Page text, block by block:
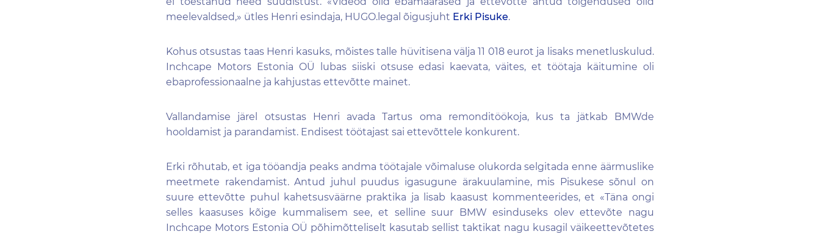
meelevaldsed,» ütles Henri esindaja, HUGO.legal õigusjuht Erki Pisuke.
Kohus otsustas taas Henri kasuks, mõistes talle hüvitisena välja 11 018 eurot ja lisaks menetluskulud.
Inchcape Motors Estonia OÜ lubas siiski otsuse edasi kaevata, väites, et töötaja käitumine oli
ebaprofessionaalne ja kahjustas ettevõtte mainet.
Vallandamise järel otsustas Henri avada Tartus oma remonditöökoja, kus ta jätkab BMWde
hooldamist ja parandamist. Endisest töötajast sai ettevõttele konkurent.
Erki rõhutab, et iga tööandja peaks andma töötajale võimaluse olukorda selgitada enne äärmuslike
meetmete rakendamist. Antud juhul puudus igasugune ärakuulamine, mis Pisukese sõnul on
suure ettevõtte puhul kahetsusväärne praktika ja lisab kaasust kommenteerides, et «Täna ongi
selles kaasuses kõige kummalisem see, et selline suur BMW esinduseks olev ettevõte nagu
Inchcape Motors Estonia OÜ põhimõtteliselt kasutab sellist taktikat nagu kusagil väikeettevõtetes